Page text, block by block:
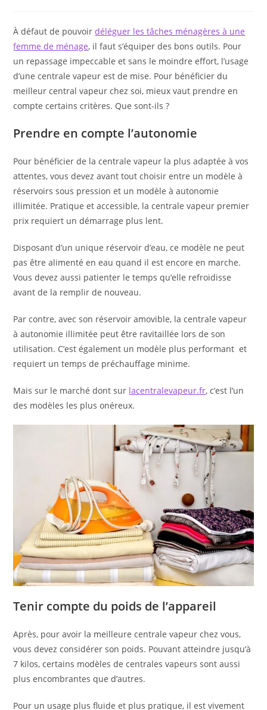
À défaut de pouvoirdéléguer les tâches ménagères à une
femme de ménage, il faut s’équiper des bons outils. Pour
un repassage impeccable et sans le moindre effort, l’usage
d’une centrale vapeur est de mise. Pour bénéficier du
meilleur central vapeur chez soi, mieux vaut prendre en
compte certains critères. Que sont-ils ?
Prendre en compte l’autonomie
Pour bénéficier de la centrale vapeur la plus adaptée à vos
attentes, vous devez avant tout choisir entre un modèle à
réservoirs sous pression et un modèle à autonomie
illimitée. Pratique et accessible, la centrale vapeur premier
prix requiert un démarrage plus lent.
Disposant d’un unique réservoir d’eau, ce modèle ne peut
pas être alimenté en eau quand il est encore en marche.
Vous devez aussi patienter le temps qu’elle refroidisse
avant de la remplir de nouveau.
Par contre, avec son réservoir amovible, la centrale vapeur
à autonomie illimitée peut être ravitaillée lors de son
utilisation. C’est également un modèle plus performant et
requiert un temps de préchauffage minime.
Mais sur le marché dont sur lacentralevapeur.fr, c’est l’un
des modèles les plus onéreux.
Tenir compte du poids de l’appareil
Après, pour avoir la meilleure centrale vapeur chez vous,
vous devez considérer son poids. Pouvant atteindre jusqu’à
7 kilos, certains modèles de centrales vapeurs sont aussi
plus encombrantes que d’autres.
Pour un usage plus fluide et plus pratique, il est vivement